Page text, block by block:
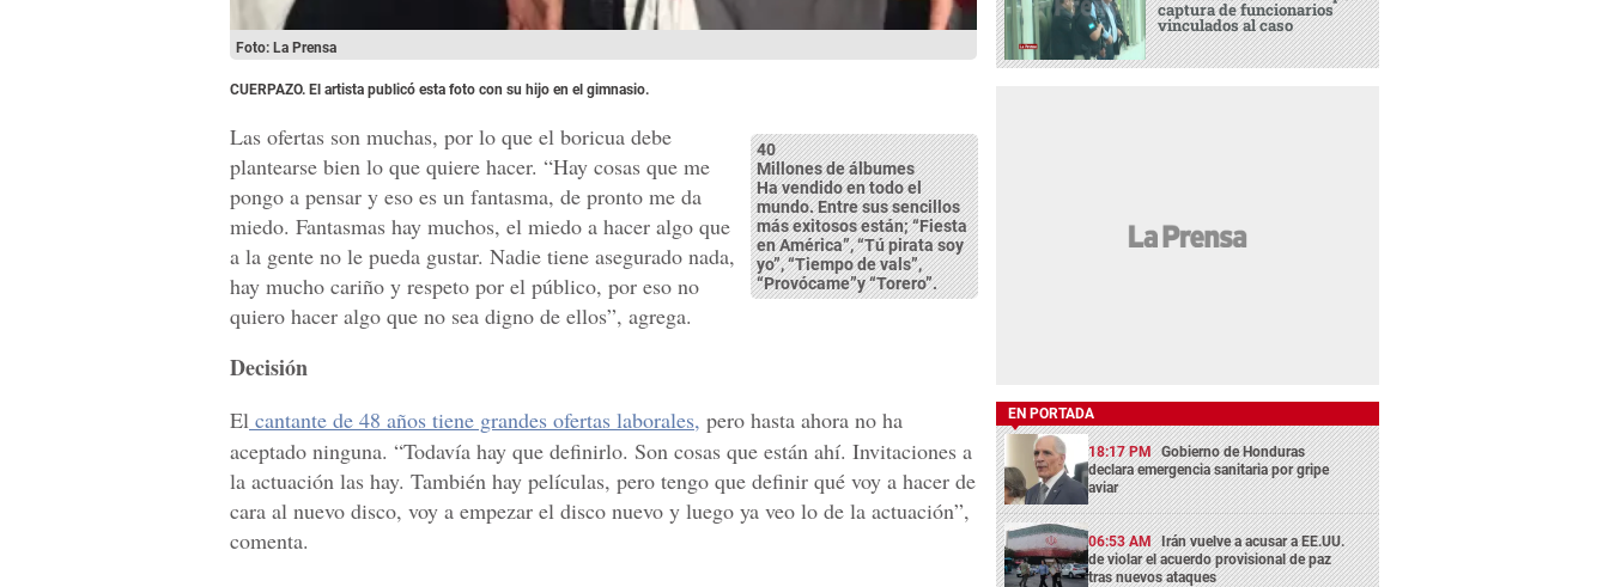
Foto: La Prensa
CUERPAZO. El artista publicó esta foto con su hijo en el gimnasio.
40
Millones de álbumes
Ha vendido en todo el
mundo. Entre sus sencillos
más exitosos están; “Fiesta
en América”, “Tú pirata soy
yo”, “Tiempo de vals”,
“Provócame”y “Torero”.
Las ofertas son muchas, por lo que el boricua debe
plantearse bien lo que quiere hacer. “Hay cosas que me
pongo a pensar y eso es un fantasma, de pronto me da
miedo. Fantasmas hay muchos, el miedo a hacer algo que
a la gente no le pueda gustar. Nadie tiene asegurado nada,
hay mucho cariño y respeto por el público, por eso no
quiero hacer algo que no sea digno de ellos”, agrega.
Decisión
El cantante de 48 años tiene grandes ofertas laborales, pero hasta ahora no ha
aceptado ninguna. “Todavía hay que definirlo. Son cosas que están ahí. Invitaciones a
la actuación las hay. También hay películas, pero tengo que definir qué voy a hacer de
cara al nuevo disco, voy a empezar el disco nuevo y luego ya veo lo de la actuación”,
comenta.
captura de funcionarios
vinculados al caso
EN PORTADA
18:17 PM Gobierno de Honduras
declara emergencia sanitaria por gripe
aviar
06:53 AM Irán vuelve a acusar a EE.UU.
de violar el acuerdo provisional de paz
tras nuevos ataques